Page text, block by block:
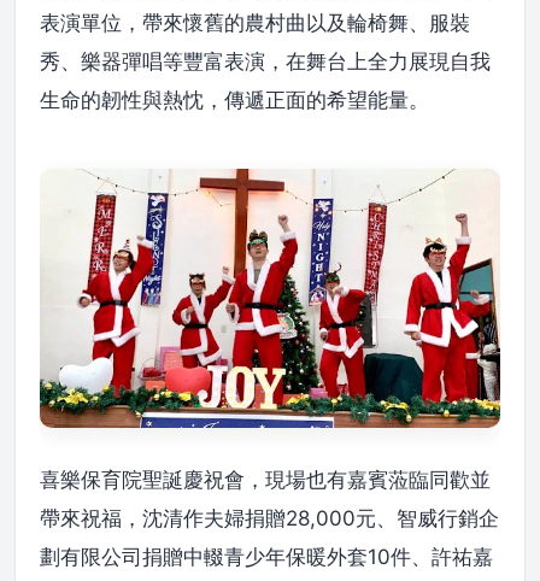
表演單位，帶來懷舊的農村曲以及輪椅舞、服裝
秀、樂器彈唱等豐富表演，在舞台上全力展現自我
生命的韌性與熱忱，傳遞正面的希望能量。
喜樂保育院聖誕慶祝會，現場也有嘉賓蒞臨同歡並
帶來祝福，沈清作夫婦捐贈28,000元、智威行銷企
劃有限公司捐贈中輟青少年保暖外套10件、許祐嘉